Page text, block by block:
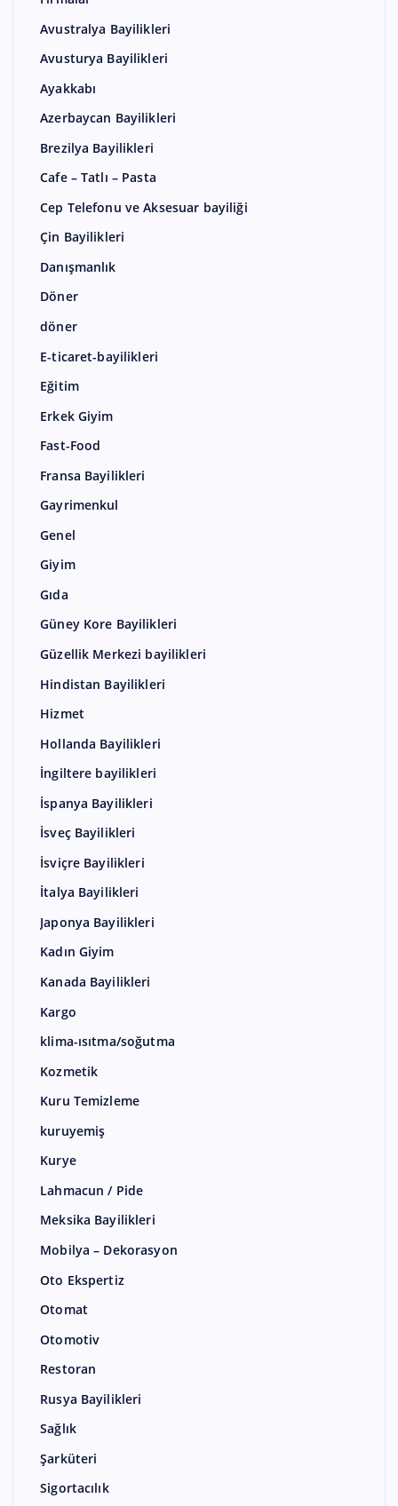
Avustralya Bayilikleri
Avusturya Bayilikleri
Ayakkabı
Azerbaycan Bayilikleri
Brezilya Bayilikleri
Cafe – Tatlı – Pasta
Cep Telefonu ve Aksesuar bayiliği
Çin Bayilikleri
Danışmanlık
Döner
döner
E-ticaret-bayilikleri
Eğitim
Erkek Giyim
Fast-Food
Fransa Bayilikleri
Gayrimenkul
Genel
Giyim
Gıda
Güney Kore Bayilikleri
Güzellik Merkezi bayilikleri
Hindistan Bayilikleri
Hizmet
Hollanda Bayilikleri
İngiltere bayilikleri
İspanya Bayilikleri
İsveç Bayilikleri
İsviçre Bayilikleri
İtalya Bayilikleri
Japonya Bayilikleri
Kadın Giyim
Kanada Bayilikleri
Kargo
klima-ısıtma/soğutma
Kozmetik
Kuru Temizleme
kuruyemiş
Kurye
Lahmacun / Pide
Meksika Bayilikleri
Mobilya – Dekorasyon
Oto Ekspertiz
Otomat
Otomotiv
Restoran
Rusya Bayilikleri
Sağlık
Şarküteri
Sigortacılık